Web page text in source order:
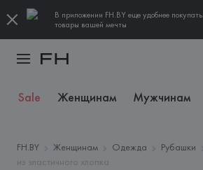
В приложении FH.BY еще удобнее покупать
товары вашей мечты
Sale Женщинам Мужчинам
FH.BY Женщинам Одежда Рубашки
из эластичного хлопка